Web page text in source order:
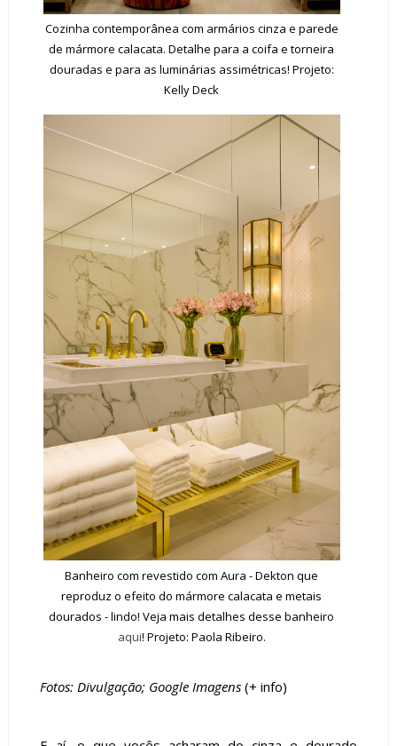
Cozinha contemporânea com armários cinza e parede
de mármore calacata. Detalhe para a coifa e torneira
douradas e para as luminárias assimétricas! Projeto:
Kelly Deck
Banheiro com revestido com Aura - Dekton que
reproduz o efeito do mármore calacata e metais
dourados - lindo! Veja mais detalhes desse banheiro
aqui! Projeto: Paola Ribeiro.
Fotos: Divulgação; Google Imagens(+ info)